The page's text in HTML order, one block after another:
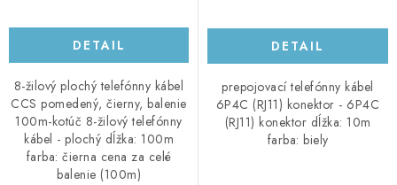
DETAIL
8-žilový plochý telefónny kábel
CCS pomedený, čierny, balenie
100m-kotúč 8-žilový telefónny
kábel - plochý dĺžka: 100m
farba: čierna cena za celé
balenie (100m)
DETAIL
prepojovací telefónny kábel
6P4C (RJ11) konektor - 6P4C
(RJ11) konektor dĺžka: 10m
farba: biely